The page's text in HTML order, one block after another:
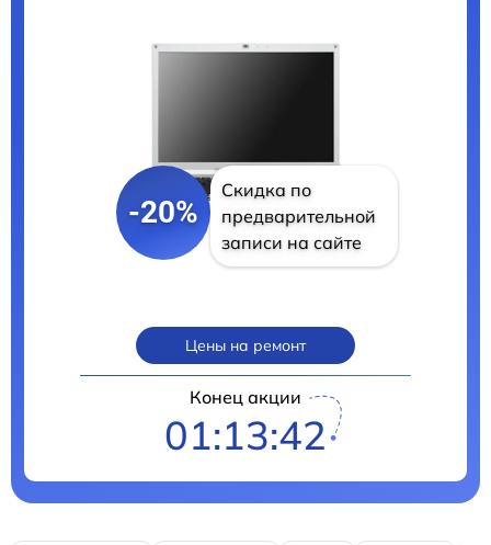
-20%
Скидка по
предварительной
записи на сайте
Цены на ремонт
Конец акции
01:13:41